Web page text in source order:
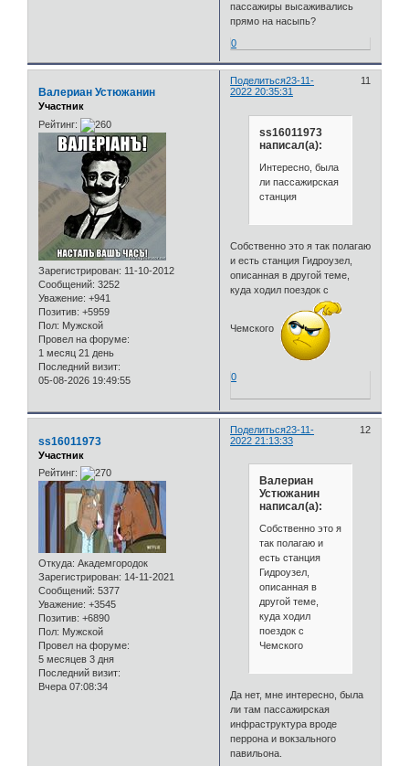
пассажиры высаживались
прямо на насыпь?
0
Поделиться 11
23-11-
2022 20:35:31
Валериан Устюжанин
Участник
Рейтинг:
Зарегистрирован: 11-10-2012
Сообщений: 3252
Уважение: +941
Позитив: +5959
Пол: Мужской
Провел на форуме:
1 месяц 21 день
Последний визит:
05-08-2026 19:49:55
ss16011973
написал(а):
Интересно, была
ли пассажирская
станция
Собственно это я так полагаю
и есть станция Гидроузел,
описанная в другой теме,
куда ходил поездок с
Чемского
0
Поделиться 12
23-11-
2022 21:13:33
ss16011973
Участник
Рейтинг:
Откуда: Академгородок
Зарегистрирован: 14-11-2021
Сообщений: 5377
Уважение: +3545
Позитив: +6890
Пол: Мужской
Провел на форуме:
5 месяцев 3 дня
Последний визит:
Вчера 07:08:34
Валериан
Устюжанин
написал(а):
Собственно это я
так полагаю и
есть станция
Гидроузел,
описанная в
другой теме,
куда ходил
поездок с
Чемского
Да нет, мне интересно, была
ли там пассажирская
инфраструктура вроде
перрона и вокзального
павильона.